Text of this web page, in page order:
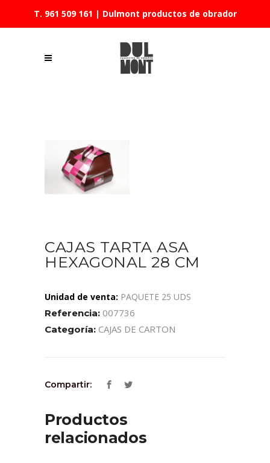
T. 961 509 161 | Dulmont productos de obrador
CAJAS TARTA ASA
HEXAGONAL 28 CM
Unidad de venta: PAQUETE 25 UDS
Referencia: 007736
Categoría: CAJAS DE CARTON
Compartir:
Productos
relacionados